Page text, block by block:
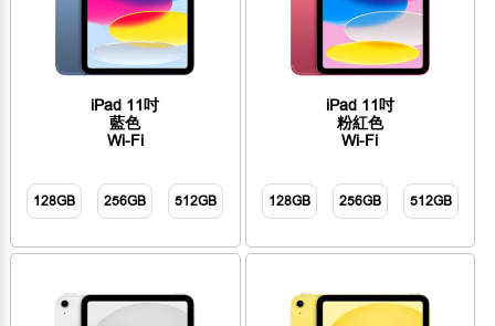
iPad 11吋
藍色
Wi-Fi
128GB 256GB 512GB
iPad 11吋
粉紅色
Wi-Fi
128GB 256GB 512GB